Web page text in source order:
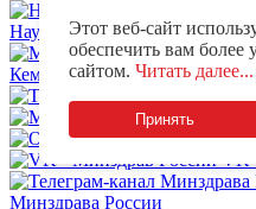
Научно-образовательный
MAX -
КемГМУ
OK
VK
Минздрава России
Этот веб-сайт
обеспечить вам более
сайтом. Читать далее...
Принять